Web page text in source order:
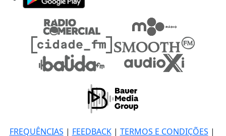
FREQUÊNCIAS | FEEDBACK| TERMOS E CONDIÇÕES |